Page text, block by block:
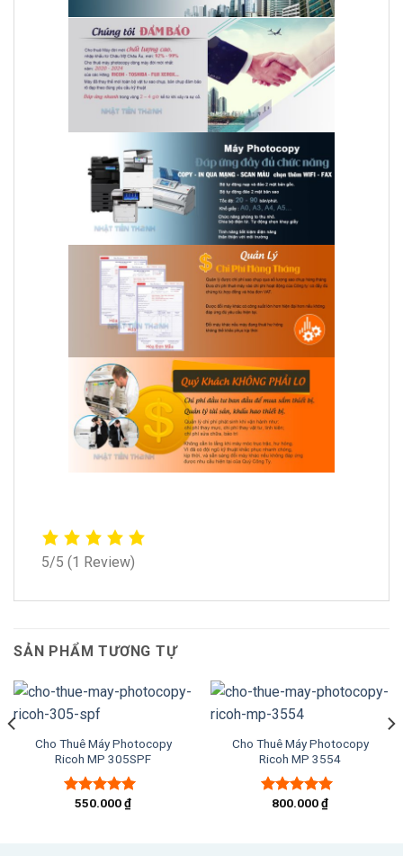
5/5 (1 Review)
SẢN PHẨM TƯƠNG TỰ
Cho Thuê Máy Photocopy
Ricoh MP 305SPF
Được xếp
550.000₫
Cho Thuê Máy Photocopy
Ricoh MP 3554
Được xếp
800.000₫